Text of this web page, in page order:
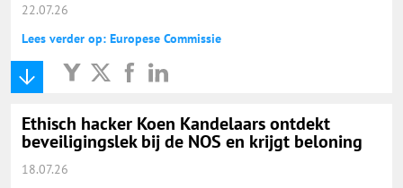
22.07.26
Lees verder op: Europese Commissie
Ethisch hacker Koen Kandelaars ontdekt
beveiligingslek bij de NOS en krijgt beloning
18.07.26